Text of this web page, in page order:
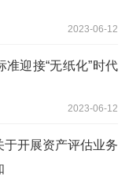
2023-06-12
迎接“无纸化”时代
2023-06-12
于开展资产评估业务